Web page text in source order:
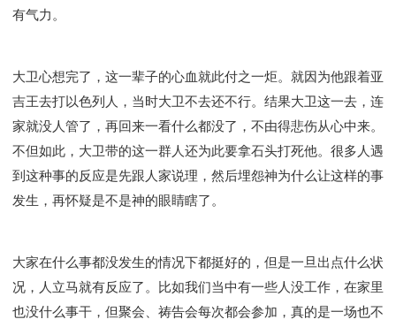
有气力。
大卫心想完了，这一辈子的心血就此付之一炬。就因为他跟着亚
吉王去打以色列人，当时大卫不去还不行。结果大卫这一去，连
家就没人管了，再回来一看什么都没了，不由得悲伤从心中来。
不但如此，大卫带的这一群人还为此要拿石头打死他。很多人遇
到这种事的反应是先跟人家说理，然后埋怨神为什么让这样的事
发生，再怀疑是不是神的眼睛瞎了。
大家在什么事都没发生的情况下都挺好的，但是一旦出点什么状
况，人立马就有反应了。比如我们当中有一些人没工作，在家里
也没什么事干，但聚会、祷告会每次都会参加，真的是一场也不